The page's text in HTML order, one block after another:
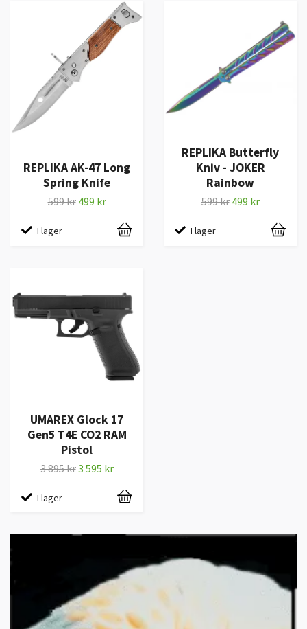
REPLIKA AK-47 Long
Spring Knife
599 kr 499 kr
I lager
REPLIKA Butterfly
Kniv - JOKER
Rainbow
599 kr 499 kr
I lager
UMAREX Glock 17
Gen5 T4E CO2 RAM
Pistol
3 895 kr3 595 kr
I lager